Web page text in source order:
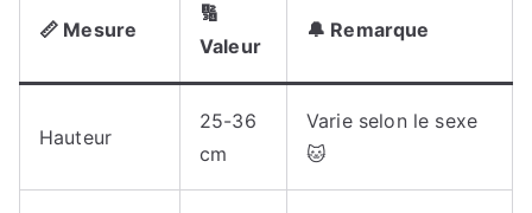
📏 Mesure
🔢
Valeur
🔔 Remarque
Hauteur
25-36
cm
Varie selon le sexe
🐱